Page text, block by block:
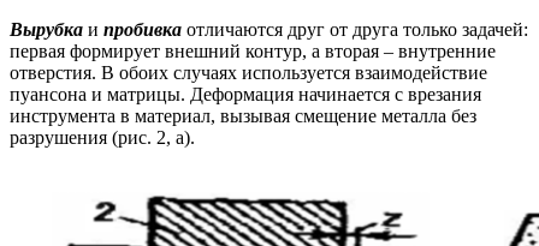
Вырубка и пробивка отличаются друг от друга только задачей:
первая формирует внешний контур, а вторая – внутренние
отверстия. В обоих случаях используется взаимодействие
пуансона и матрицы. Деформация начинается с врезания
инструмента в материал, вызывая смещение металла без
разрушения (рис. 2, а).